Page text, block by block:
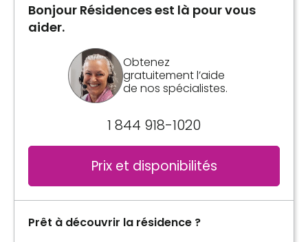
Inclusions
Repas inclus
3 repas
2 collations
Salle(s) de bain
Commodités
Bracelet / Tirette d'urgence
Bonjour Résidences est là pour vous
aider.
Obtenez
gratuitement l’aide
de nos spécialistes.
1 844 918-1020
Prix et disponibilités
Prêt à découvrir la résidence ?